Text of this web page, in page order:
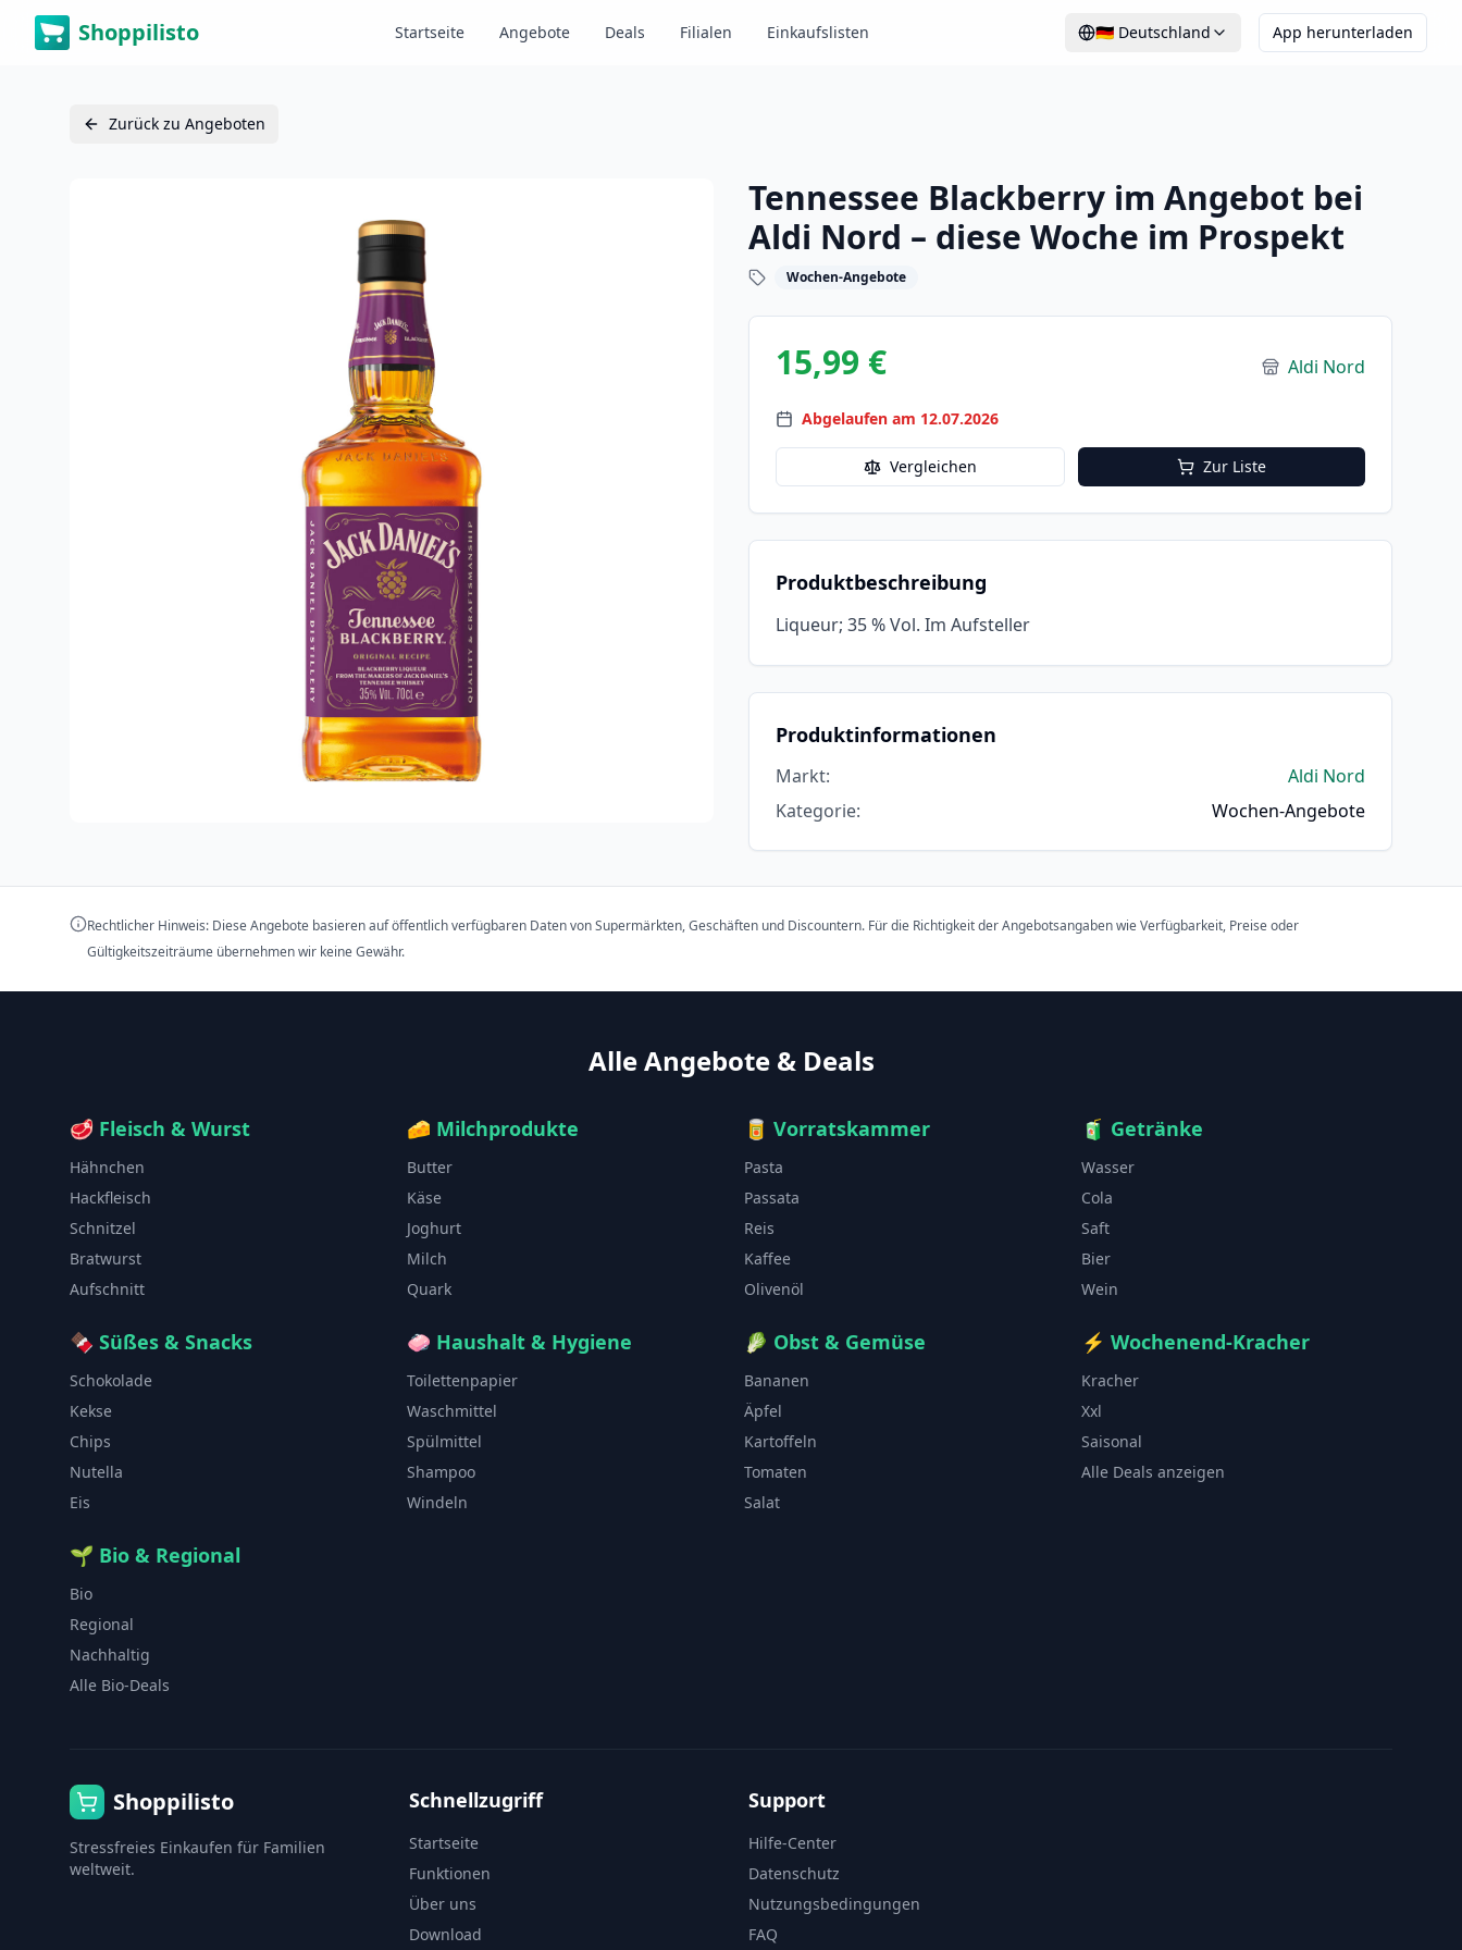
Shoppilisto Startseite Angebote Deals Filialen Einkaufslisten 🇩🇪 Deutschland App herunterladen
Zurück zu Angeboten
Tennessee Blackberry im Angebot bei
Aldi Nord – diese Woche im Prospekt
Wochen-Angebote
15,99 € Aldi Nord
Abgelaufen am 12.07.2026
Vergleichen Zur Liste
Produktbeschreibung
Liqueur; 35 % Vol. Im Aufsteller
Produktinformationen
Markt:
Aldi Nord
Kategorie: Wochen-Angebote
Rechtlicher Hinweis: Diese Angebote basieren auf öffentlich verfügbaren Daten von Supermärkten, Geschäften und Discountern. Für die Richtigkeit der Angebotsangaben wie Verfügbarkeit, Preise oder
Gültigkeitszeiträume übernehmen wir keine Gewähr.
Alle Angebote & Deals
🥩 Fleisch & Wurst
Hähnchen
Hackfleisch
Schnitzel
Bratwurst
Aufschnitt
🧀 Milchprodukte
Butter
Käse
Joghurt
Milch
Quark
🥫 Vorratskammer
Pasta
Passata
Reis
Kaffee
Olivenöl
🧃 Getränke
Wasser
Cola
Saft
Bier
Wein
🍫 Süßes & Snacks
Schokolade
Kekse
Chips
Nutella
Eis
🧼 Haushalt & Hygiene
Toilettenpapier
Waschmittel
Spülmittel
Shampoo
Windeln
🥬 Obst & Gemüse
Bananen
Äpfel
Kartoffeln
Tomaten
Salat
⚡ Wochenend-Kracher
Kracher
Xxl
Saisonal
Alle Deals anzeigen
🌱 Bio & Regional
Bio
Regional
Nachhaltig
Alle Bio-Deals
Shoppilisto
Stressfreies Einkaufen für Familien
weltweit.
Schnellzugriff
Startseite
Funktionen
Über uns
Download
Support
Hilfe-Center
Datenschutz
Nutzungsbedingungen
FAQ